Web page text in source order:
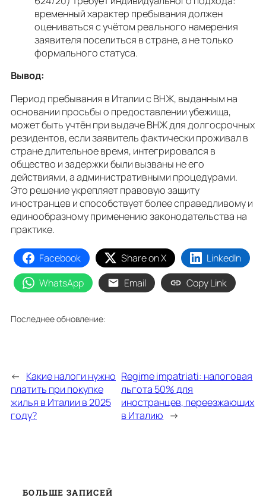
временный характер пребывания должен
оцениваться с учётом реального намерения
заявителя поселиться в стране, а не только
формального статуса.
Вывод:
Период пребывания в Италии с ВНЖ, выданным на
основании просьбы о предоставлении убежища,
может быть учтён при выдаче ВНЖ для долгосрочных
резидентов, если заявитель фактически проживал в
стране длительное время, интегрировался в
общество и задержки были вызваны не его
действиями, а административными процедурами.
Это решение укрепляет правовую защиту
иностранцев и способствует более справедливому и
единообразному применению законодательства на
практике.
Facebook Share on X
LinkedIn
WhatsApp
Email Copy Link
Последнее обновление:
← Какие налоги нужно
платить при покупке
жилья в Италии в 2025
году?
Regime impatriati: налоговая
льгота 50% для
иностранцев, переезжающих
в Италию →
БОЛЬШЕ ЗАПИСЕЙ